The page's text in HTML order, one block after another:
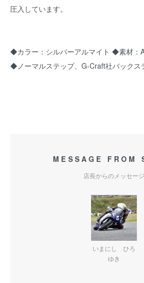
圧入しています。
◆カラー：シルバーアルマイト ◆素材：
◆ノーマルステップ、G-Craft社バックス
MESSAGE FROM
店長からのメッセージ
いまにし ひろ
ゆき